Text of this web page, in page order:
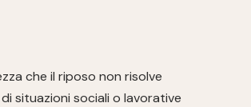
che il riposo non risolve
situazioni sociali o lavorative